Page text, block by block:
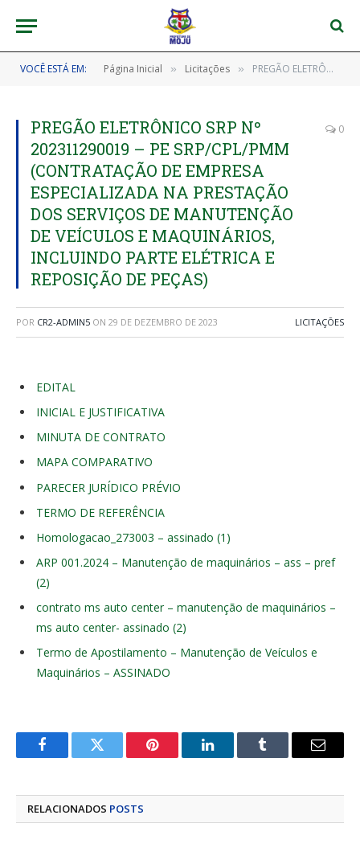
VOCÊ ESTÁ EM: Página Inicial » Licitações » PREGÃO ELETRÔNICO SRP Nº 202311290019 – PE SRP/CPL/PMM (CONTRATAÇÃO DE EMPRESA ESPECIALIZADA NA PRESTAÇÃO DOS SERVIÇOS DE MANUTENÇÃO DE VEÍCULOS E MAQUINÁRIOS, INCLUINDO PARTE ELÉTRICA E REPOSIÇÃO DE PEÇAS)
PREGÃO ELETRÔNICO SRP Nº
202311290019 – PE SRP/CPL/PMM
(CONTRATAÇÃO DE EMPRESA
ESPECIALIZADA NA PRESTAÇÃO
DOS SERVIÇOS DE MANUTENÇÃO
DE VEÍCULOS E MAQUINÁRIOS,
INCLUINDO PARTE ELÉTRICA E
REPOSIÇÃO DE PEÇAS)
0
POR CR2-ADMIN5 ON 29 DE DEZEMBRO DE 2023 LICITAÇÕES
EDITAL
INICIAL E JUSTIFICATIVA
MINUTA DE CONTRATO
MAPA COMPARATIVO
PARECER JURÍDICO PRÉVIO
TERMO DE REFERÊNCIA
Homologacao_273003 – assinado (1)
ARP 001.2024 – Manutenção de maquinários – ass – pref
(2)
contrato ms auto center – manutenção de maquinários –
ms auto center- assinado (2)
Termo de Apostilamento – Manutenção de Veículos e
Maquinários – ASSINADO
FacebookTwitter Pinterest LinkedInTumblr
E-
RELACIONADOS POSTS